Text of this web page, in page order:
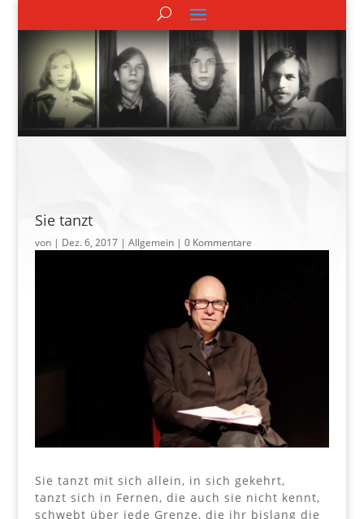
Sie tanzt
von | Dez. 6, 2017| Allgemein | 0 Kommentare
Sie tanzt mit sich allein, in sich gekehrt,
tanzt sich in Fernen, die auch sie nicht kennt,
schwebt über jede Grenze, die ihr bislang die